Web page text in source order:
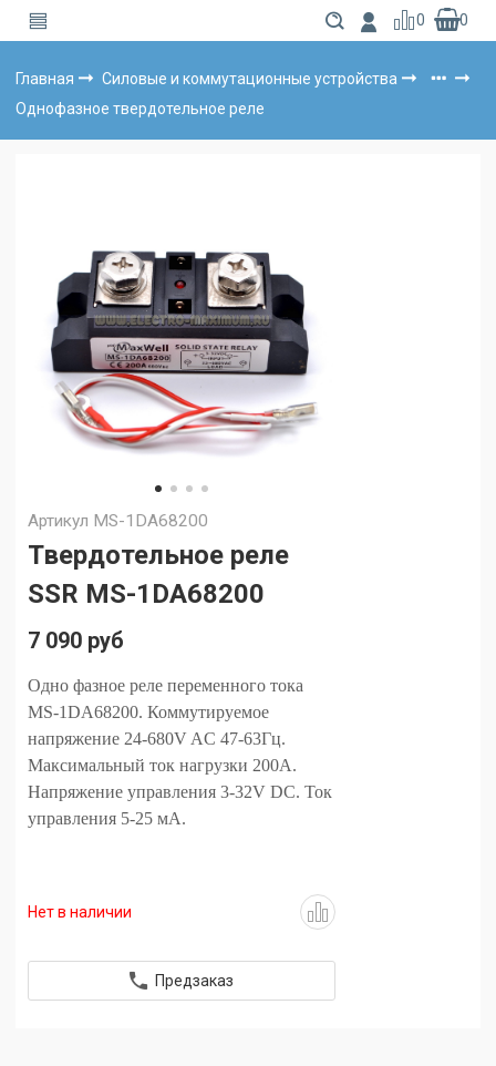
0 0
Главная
Силовые и коммутационные устройства
Однофазное твердотельное реле
Артикул MS-1DA68200
Твердотельное реле
SSR MS-1DA68200
Нет в наличии
7 090 руб
Одно фазное реле переменного тока
MS-1DA68200. Коммутируемое
напряжение 24-680V AC 47-63Гц.
Максимальный ток нагрузки 200А.
Напряжение управления 3-32V DC. Ток
управления 5-25 мА.
Предзаказ